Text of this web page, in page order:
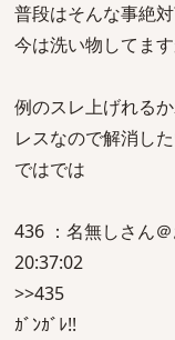
普段はそんな事絶
今は洗い物してま
例のスレ上げれる
レスなので解消し
ではでは
436 ：名無しさん
20:37:02
>>435
ｶﾞﾝｶﾞﾚ!!